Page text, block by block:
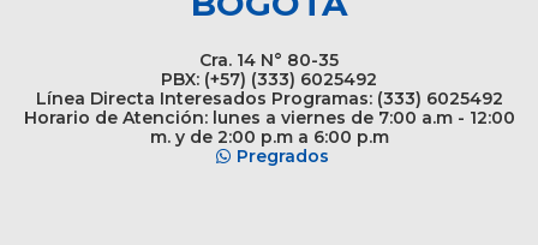
Cra. 14 N° 80-35
PBX: (+57) (333) 6025492
Línea Directa Interesados Programas: (333) 6025492
Horario de Atención: lunes a viernes de 7:00 a.m - 12:00
m. y de 2:00 p.m a 6:00 p.m
Pregrados